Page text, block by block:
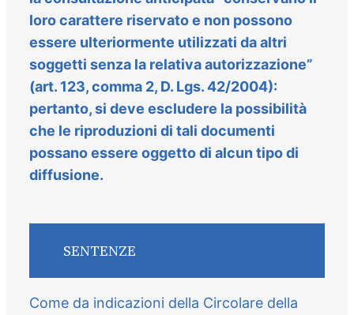
loro carattere riservato e non possono
essere ulteriormente utilizzati da altri
soggetti senza la relativa autorizzazione”
(art. 123, comma 2, D. Lgs. 42/2004):
pertanto, si deve escludere la possibilità
che le riproduzioni di tali documenti
possano essere oggetto di alcun tipo di
diffusione.
SENTENZE
Come da indicazioni della Circolare della